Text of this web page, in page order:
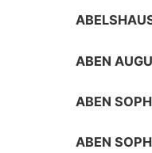
ABEN
ABEN
ABEN